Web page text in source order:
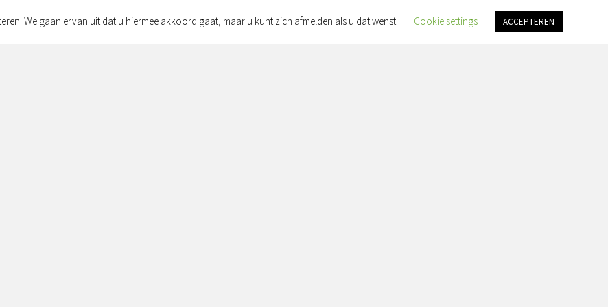
We gaan ervan uit dat u hiermee akkoord gaat, maar u kunt zich afmelden als u dat wenst. Cookie settings ACCEPTEREN